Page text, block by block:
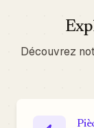
Découvrez